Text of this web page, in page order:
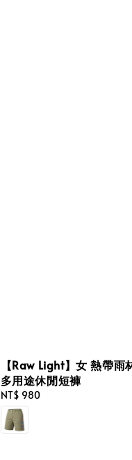
【Raw Light】女 熱帶雨
多用途休閒短褲
Regular
price
NT$ 980